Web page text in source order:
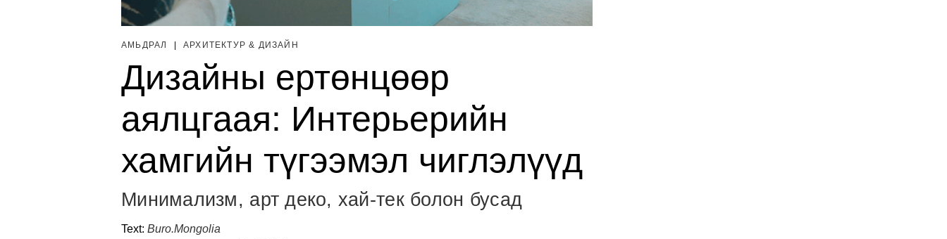
АМЬДРАЛ AРХИТЕКТУР & ДИЗАЙН
Дизайны ертөнцөөр
аялцгаая: Интерьерийн
хамгийн түгээмэл чиглэлүүд
Минимализм, арт деко, хай-тек болон бусад
Text: Buro.Mongolia